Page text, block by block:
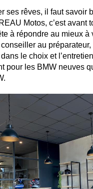
ses rêves, il faut savoir
Motos, c’est avant
à répondre au mieux à
conseiller au
le choix et
pour les BMW neuves